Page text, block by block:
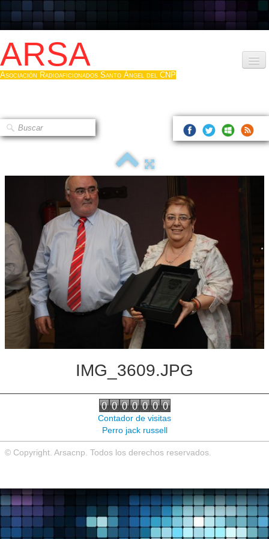
ARSA
Asociación Radioaficionados Santo Ángel del CNP
Que es la ARSA
Hacerse socio
Log diploma en Pdf
Fotos
Sistemas Digitales
Noticias de interés
Contacto
IMG_3609.JPG
Contador de visitas
Perro jack russell
© Copyright. Arsacnp. Todos los derechos reservados.